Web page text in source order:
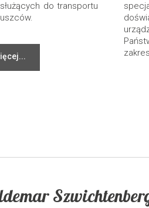
do transportu